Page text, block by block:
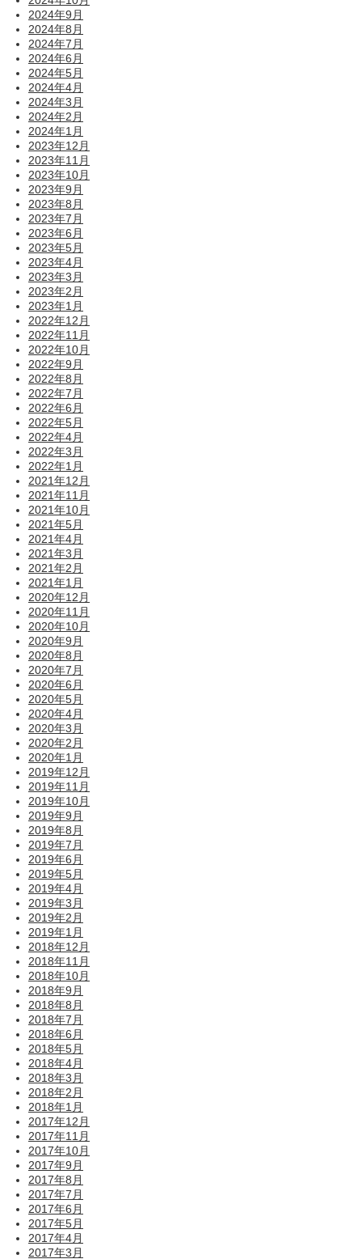
2024年9月
2024年8月
2024年7月
2024年6月
2024年5月
2024年4月
2024年3月
2024年2月
2024年1月
2023年12月
2023年11月
2023年10月
2023年9月
2023年8月
2023年7月
2023年6月
2023年5月
2023年4月
2023年3月
2023年2月
2023年1月
2022年12月
2022年11月
2022年10月
2022年9月
2022年8月
2022年7月
2022年6月
2022年5月
2022年4月
2022年3月
2022年1月
2021年12月
2021年11月
2021年10月
2021年5月
2021年4月
2021年3月
2021年2月
2021年1月
2020年12月
2020年11月
2020年10月
2020年9月
2020年8月
2020年7月
2020年6月
2020年5月
2020年4月
2020年3月
2020年2月
2020年1月
2019年12月
2019年11月
2019年10月
2019年9月
2019年8月
2019年7月
2019年6月
2019年5月
2019年4月
2019年3月
2019年2月
2019年1月
2018年12月
2018年11月
2018年10月
2018年9月
2018年8月
2018年7月
2018年6月
2018年5月
2018年4月
2018年3月
2018年2月
2018年1月
2017年12月
2017年11月
2017年10月
2017年9月
2017年8月
2017年7月
2017年6月
2017年5月
2017年4月
2017年3月